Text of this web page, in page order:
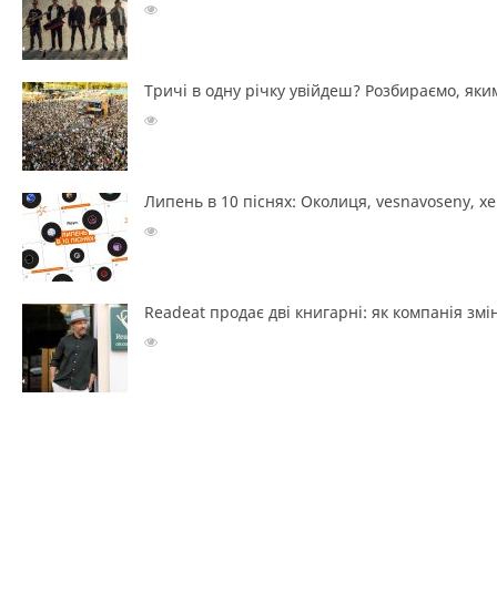
Тричі в одну річку увійдеш? Розбираємо,
Липень в 10 піснях: Околиця, vesnavoseny,
Readeat продає дві книгарні: як компанія